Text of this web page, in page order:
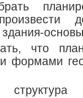
здания-
что
и формами